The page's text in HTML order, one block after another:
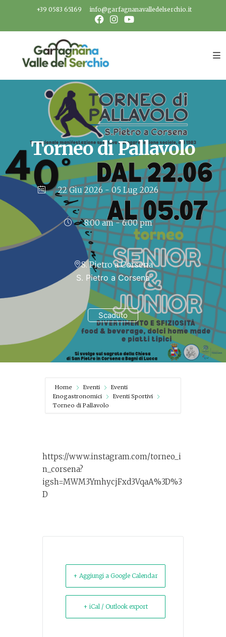
+39 0583 65169 info@garfagnanavalledelserchio.it
Torneo di Pallavolo
22 Giu 2026 - 05 Lug 2026
Scaduto
8:00 am - 6:00 pm
S. Pietro a Corsena
S. Pietro a Corsena
Home Eventi
Eventi
Enogastronomici
Eventi Sportivi
Torneo di Pallavolo
https://www.instagram.com/torneo_i
n_corsena?
igsh=MWM3YmhycjFxd3VqaA%3D%3
D
+ Aggiungi a Google Calendar
+ iCal / Outlook export